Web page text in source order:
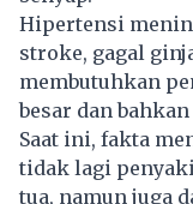
Hipertensi
stroke, gagal
membutuhkan
besar dan
Saat ini, fakta
tidak lagi
tua, namun juga